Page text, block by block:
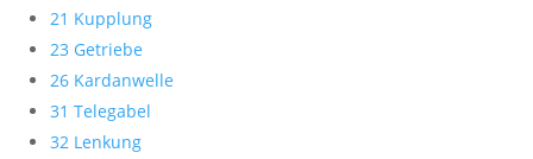
21 Kupplung
23 Getriebe
26 Kardanwelle
31 Telegabel
32 Lenkung